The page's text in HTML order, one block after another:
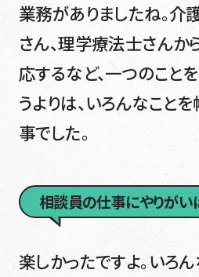
業務がありましたね。介
さん、理学療法士さん
応するなど、一つのこと
うよりは、いろんなこと
事でした。
相談員の仕事にやりがい
楽しかったですよ。いろ